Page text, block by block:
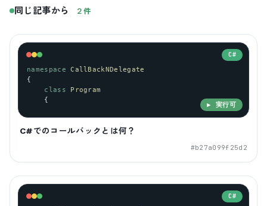
同じ記事から 2 件
C#
namespace
CallBackNDelegate
{
class
Program
    {
▶ 実行可
C#でのコールバックとは何？
#b27a099f25d2
C#